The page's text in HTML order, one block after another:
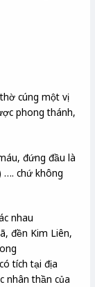
cúng một vị
phong thánh,
đứng đầu là
…. chứ không
nhau
đền Kim Liên,
tích tại địa
nhân thần của